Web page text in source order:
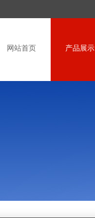
网站首页 产品展示